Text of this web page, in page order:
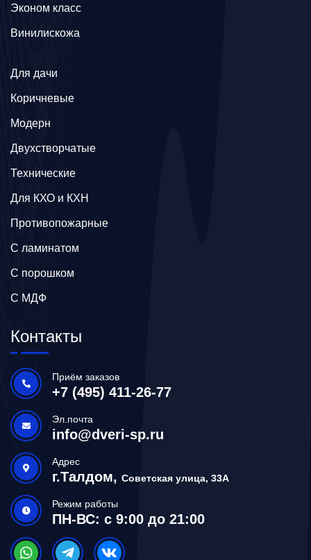
Эконом класс
Винилискожа
Для дачи
Коричневые
Модерн
Двухстворчатые
Технические
Для КХО и КХН
Противопожарные
С ламинатом
С порошком
С МДФ
Контакты
Приём заказов
+7 (495) 411-26-77
Эл.почта
info@dveri-sp.ru
Адрес
г.Талдом, Советская улица, 33А
Режим работы
ПН-ВС: с 9:00 до 21:00